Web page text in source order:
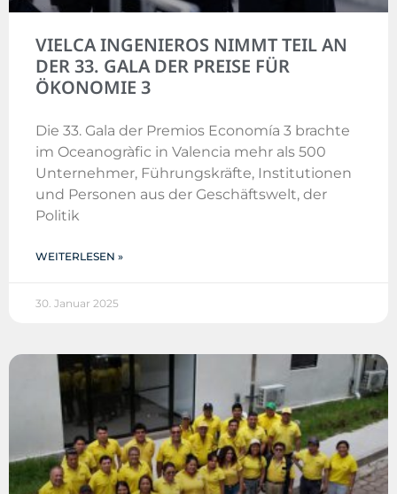
VIELCA INGENIEROS NIMMT TEIL AN
DER 33. GALA DER PREISE FÜR
ÖKONOMIE 3
Die 33. Gala der Premios Economía 3 brachte
im Oceanogràfic in Valencia mehr als 500
Unternehmer, Führungskräfte, Institutionen
und Personen aus der Geschäftswelt, der
Politik
WEITERLESEN »
30. Januar 2025